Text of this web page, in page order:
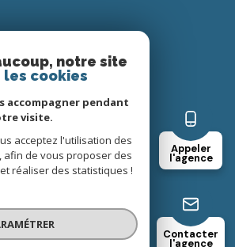
Appeler
l'agence
Contacter
l'agence
notre site
cookies
accompagner pendant
visite.
acceptez l'utilisation des
afin de vous proposer des
réaliser des statistiques !